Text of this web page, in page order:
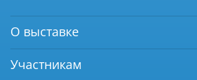
О выставке
Участникам